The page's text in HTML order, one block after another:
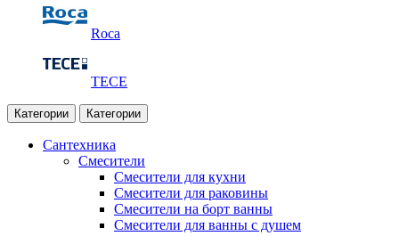
Roca
TECE
Категории Категории
Сантехника
Смесители
Смесители для кухни
Смесители для раковины
Смесители на борт ванны
Смесители для ванны с душем